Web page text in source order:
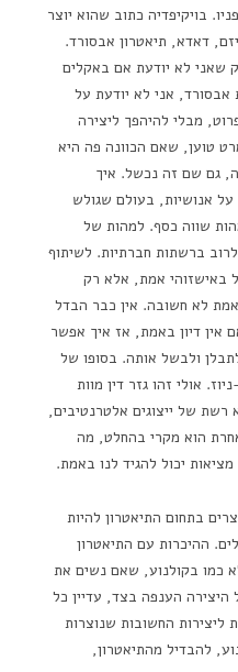
בויקיפדיה כתוב שהוא יוצר
דאדא, תיאטרון אבסורד.
שאני לא יודעת אם באקלים
אבסורד, אני לא יודעת על
מבלי להיהפך ליצירה
טוען, שאם הכוונה פה היא
גם שם זה נכשל. איך
על אנושיות, בעולם שגולש
שווה כסף. למהות של
לרוב ברשתות חברתיות. לשיתוף
באישזוהי אמת, אלא רק
לא חשובה. אין כבר הבדל
אין דיון באמת, אז איך אפשר
ולבשל אותה. בסופו של
אולי זהו גזר דין מוות
רשת של ייצוגים אלטרנטיבים,
הוא מקרי בהחלט, מה
יכול להגיד לנו באמת.
בתחום התיאטרון להיות
ההיכרות עם התיאטרון
כמו בקולנוע, שאם נשים את
הענפה בצד, עדיין כל
החשובות שנוצרות
להבדיל מהתיאטרון,